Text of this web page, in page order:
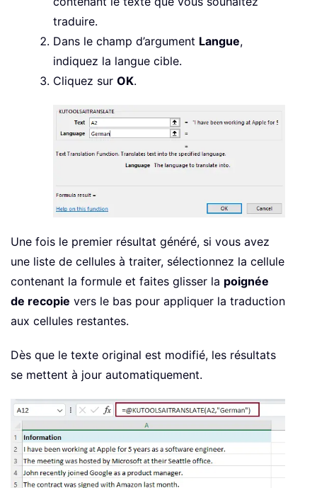
traduire.
Dans le champ d’argument Langue,
indiquez la langue cible.
Cliquez sur OK.
Une fois le premier résultat généré, si vous avez
une liste de cellules à traiter, sélectionnez la cellule
contenant la formule et faites glisser la poignée
de recopie vers le bas pour appliquer la traduction
aux cellules restantes.
Dès que le texte original est modifié, les résultats
se mettent à jour automatiquement.